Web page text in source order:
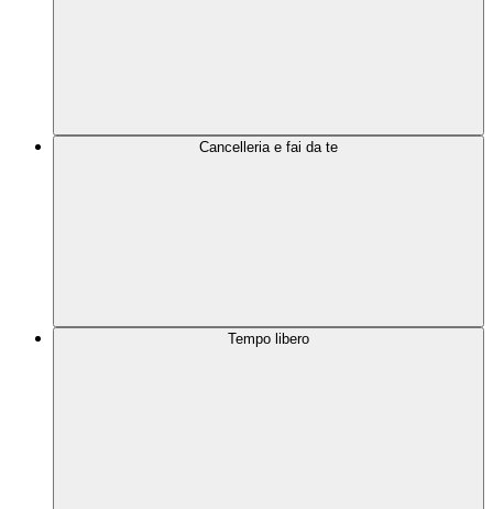
Cancelleria e fai da te
Tempo libero